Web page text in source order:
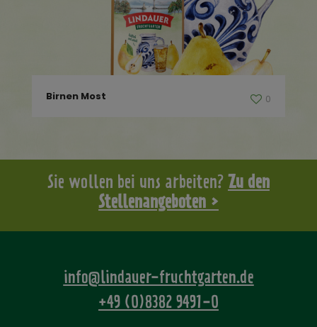
Birnen Most 0
Sie wollen bei uns arbeiten? Zu den
Stellenangeboten >
info@lindauer-fruchtgarten.de
+49 (0)8382 9491-0